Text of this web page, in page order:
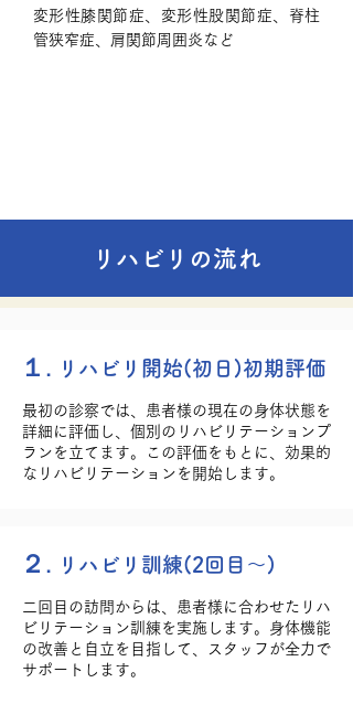
変形性膝関節症、変形性股関節症、脊柱
管狭窄症、肩関節周囲炎など
リハビリの流れ
​１. リハビリ開始(初日)初期評価
最初の診察では、患者様の現在の身体状態を
詳細に評価し、個別のリハビリテーションプ
ランを立てます。この評価をもとに、効果的
なリハビリテーションを開始します。
​２. リハビリ訓練(2回目〜)
二回目の訪問からは、患者様に合わせたリハ
ビリテーション訓練を実施します。身体機能
の改善と自立を目指して、スタッフが全力で
サポートします。